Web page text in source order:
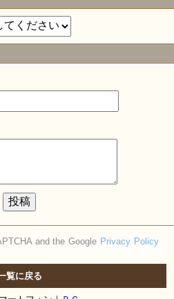
and the Google Privacy Policy
覧に戻る